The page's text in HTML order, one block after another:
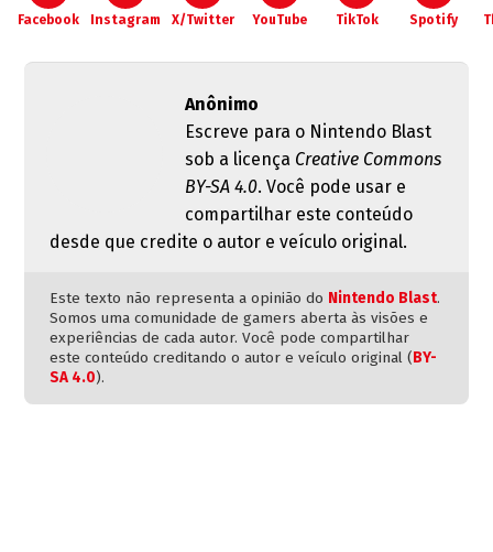
Facebook Instagram X/Twitter YouTube TikTok Spotify
Anônimo
Escreve para o Nintendo Blast
sob a licença Creative Commons
BY-SA 4.0. Você pode usar e
compartilhar este conteúdo
desde que credite o autor e veículo original.
Este texto não representa a opinião do Nintendo Blast.
Somos uma comunidade de gamers aberta às visões e
experiências de cada autor. Você pode compartilhar
este conteúdo creditando o autor e veículo original (BY-
SA 4.0).